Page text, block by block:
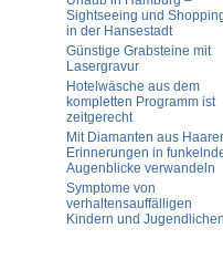
Sightseeing und
in der Hansestadt
Günstige Grabsteine mit
Lasergravur
Hotelwäsche aus dem
kompletten Programm ist
zeitgerecht
Mit Diamanten aus
Erinnerungen in
Augenblicke verwandeln
Symptome von
verhaltensauffälligen
Kindern und Jugendlichen